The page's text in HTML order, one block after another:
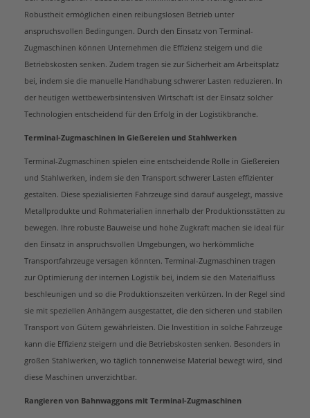
Robustheit ermöglichen einen reibungslosen Betrieb unter
anspruchsvollen Bedingungen. Durch den Einsatz von Terminal-
Zugmaschinen können Unternehmen die Effizienz steigern und die
Betriebskosten senken. Zudem tragen sie zur Sicherheit am Arbeitsplatz
bei, indem sie die manuelle Handhabung schwerer Lasten reduzieren. In
der heutigen wettbewerbsintensiven Wirtschaft ist der Einsatz solcher
Technologien entscheidend für den Erfolg in der Logistikbranche.
Terminal-Zugmaschinen in Gießereien und Stahlwerken
Terminal-Zugmaschinen spielen eine entscheidende Rolle in Gießereien
und Stahlwerken, indem sie den Transport schwerer Lasten effizienter
gestalten. Diese spezialisierten Fahrzeuge sind darauf ausgelegt, massive
Metallprodukte und Rohmaterialien innerhalb der Produktionsstätten zu
bewegen. Ihre robuste Bauweise und hohe Zugkraft machen sie ideal für
den Einsatz in anspruchsvollen Umgebungen, wo herkömmliche
Transportfahrzeuge versagen könnten. Terminal-Zugmaschinen tragen
zur Optimierung der internen Logistik bei, indem sie den Materialfluss
beschleunigen und so die Produktionszeiten verkürzen. In der Regel sind
sie mit speziellen Anhängern ausgestattet, die den sicheren und stabilen
Transport von Gütern gewährleisten. Die Investition in solche Fahrzeuge
kann die Effizienz steigern und die Betriebskosten senken. Besonders in
großen Stahlwerken, wo täglich tonnenweise Material bewegt wird, sind
diese Maschinen unverzichtbar.
Rangieren von Bahnwaggons mit Terminal-Zugmaschinen